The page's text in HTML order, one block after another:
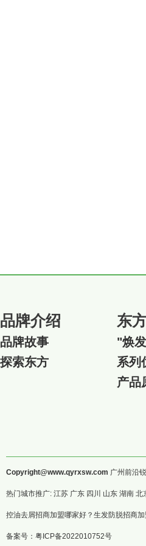
品牌介绍
品牌故事
探索东方
东
"焕
系列
产品
Copyright@www.qyrxsw.com 广州前沿
热门城市推广: 江苏 广东 四川 山东 湖南 北
控油去屑招商加盟哪家好？生发防脱招商
备案号： 粤ICP备2022010752号